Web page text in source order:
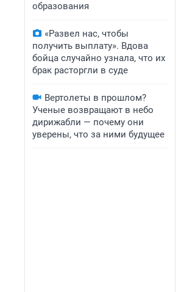
образования
«Развел нас, чтобы
получить выплату». Вдова
бойца случайно узнала, что их
брак расторгли в суде
Вертолеты в прошлом?
Ученые возвращают в небо
дирижабли — почему они
уверены, что за ними будущее